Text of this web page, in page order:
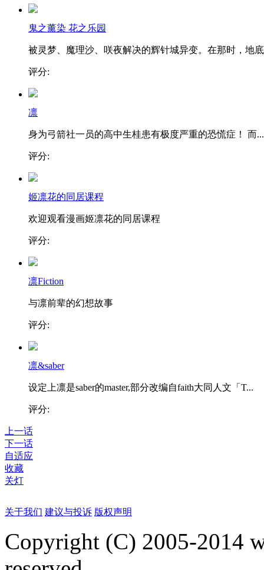
鬼之薰染 花之乐园
被灵梦、魔理沙、咲夜解决的辉针城异变。在那时，地
评分:
凛
身为弓箭社一员的高中生桂患有极度严重的恐慌症！ 而...
评分:
姬凛花的同居课程
欢迎观看漫画姬凛花的同居课程
评分:
凛Fiction
与凛前辈的幻想故事
评分:
凛&saber
设定上凛是saber的master,部分改编自faith大同人文「T...
评分:
上一话
下一话
自适应
收藏
关灯
关于我们 建议与投诉 版权声明
Copyright (C) 2005-2014